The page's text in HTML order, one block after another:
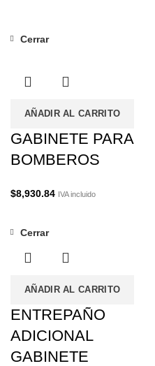
AÑADIR AL CARRITO
Cerrar
GABINETE PARA
BOMBEROS
$8,930.84 IVA incluido
AÑADIR AL CARRITO
Cerrar
ENTREPAÑO
ADICIONAL
GABINETE